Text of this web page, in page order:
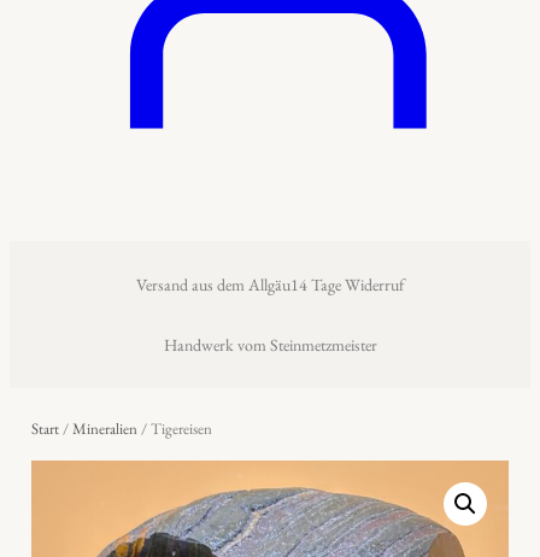
Versand aus dem Allgäu14 Tage Widerruf
Handwerk vom Steinmetzmeister
Start/Mineralien/ Tigereisen